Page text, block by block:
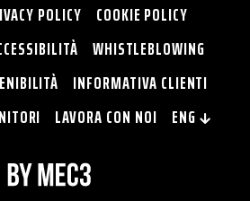
POLICY COOKIE POLICY
WHISTLEBLOWING
INFORMATIVA CLIENTI
LAVORA CON NOI ENG